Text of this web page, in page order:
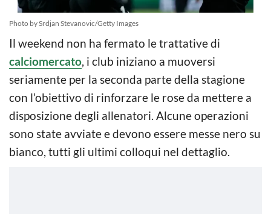
Photo by Srdjan Stevanovic/Getty Images
Il weekend non ha fermato le trattative di
calciomercato, i club iniziano a muoversi
seriamente per la seconda parte della stagione
con l’obiettivo di rinforzare le rose da mettere a
disposizione degli allenatori. Alcune operazioni
sono state avviate e devono essere messe nero su
bianco, tutti gli ultimi colloqui nel dettaglio.